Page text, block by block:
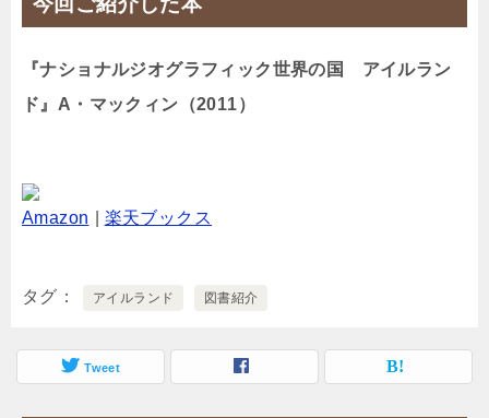
『ナショナルジオグラフィック世界の国 アイルラン
ド』A・マックィン（2011）
Amazon 楽天ブックス
タグ アイルランド 図書紹介
Tweet